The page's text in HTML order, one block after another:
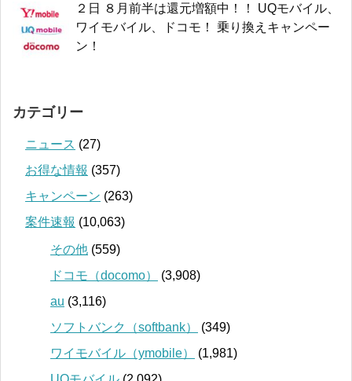
２日 ８月前半は還元増額中！！ UQモバイル、
ワイモバイル、ドコモ！ 乗り換えキャンペー
ン！
カテゴリー
ニュース (27)
お得な情報 (357)
キャンペーン (263)
案件速報 (10,063)
その他 (559)
ドコモ（docomo）
(3,908)
au (3,116)
ソフトバンク（softbank）
(349)
ワイモバイル（ymobile）
(1,981)